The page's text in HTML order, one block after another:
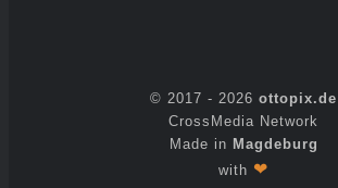
© 2017 - 2026 ottopix.de
CrossMedia Network
Made in Magdeburg
with ❤